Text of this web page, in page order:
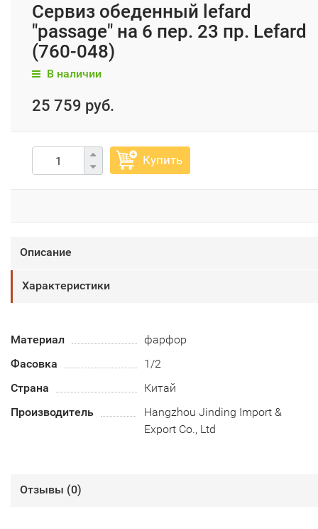
Сервиз обеденный lefard
"passage" на 6 пер. 23 пр. Lefard
(760-048)
В наличии
25 759 руб.
Купить
Описание
Характеристики
Материал
фарфор
Фасовка
1/2
Страна
Китай
Производитель
Hangzhou Jinding Import &
Export Co., Ltd
Отзывы (0)